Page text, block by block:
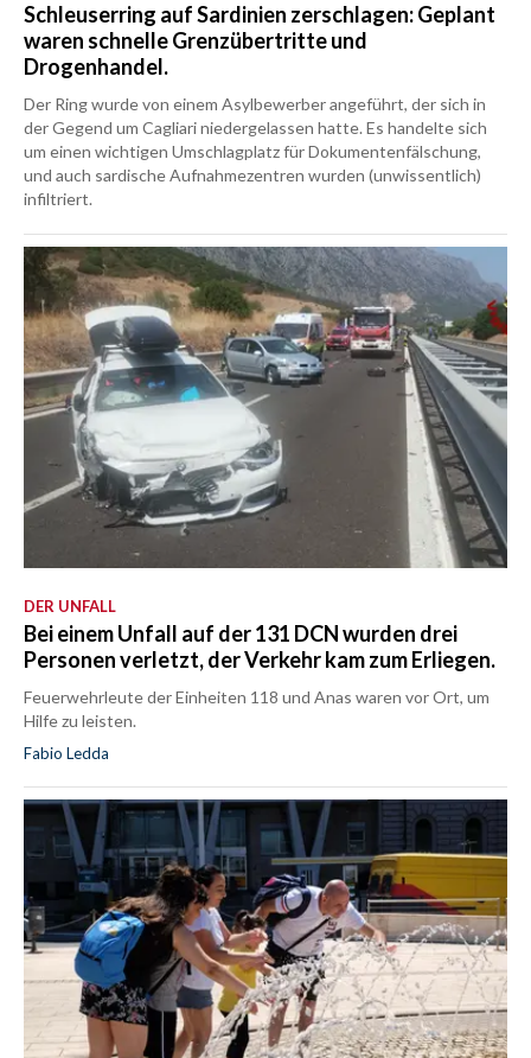
Schleuserring auf Sardinien zerschlagen: Geplant
waren schnelle Grenzübertritte und
Drogenhandel.
Der Ring wurde von einem Asylbewerber angeführt, der sich in
der Gegend um Cagliari niedergelassen hatte. Es handelte sich
um einen wichtigen Umschlagplatz für Dokumentenfälschung,
und auch sardische Aufnahmezentren wurden (unwissentlich)
infiltriert.
DER UNFALL
Bei einem Unfall auf der 131 DCN wurden drei
Personen verletzt, der Verkehr kam zum Erliegen.
Feuerwehrleute der Einheiten 118 und Anas waren vor Ort, um
Hilfe zu leisten.
Fabio Ledda